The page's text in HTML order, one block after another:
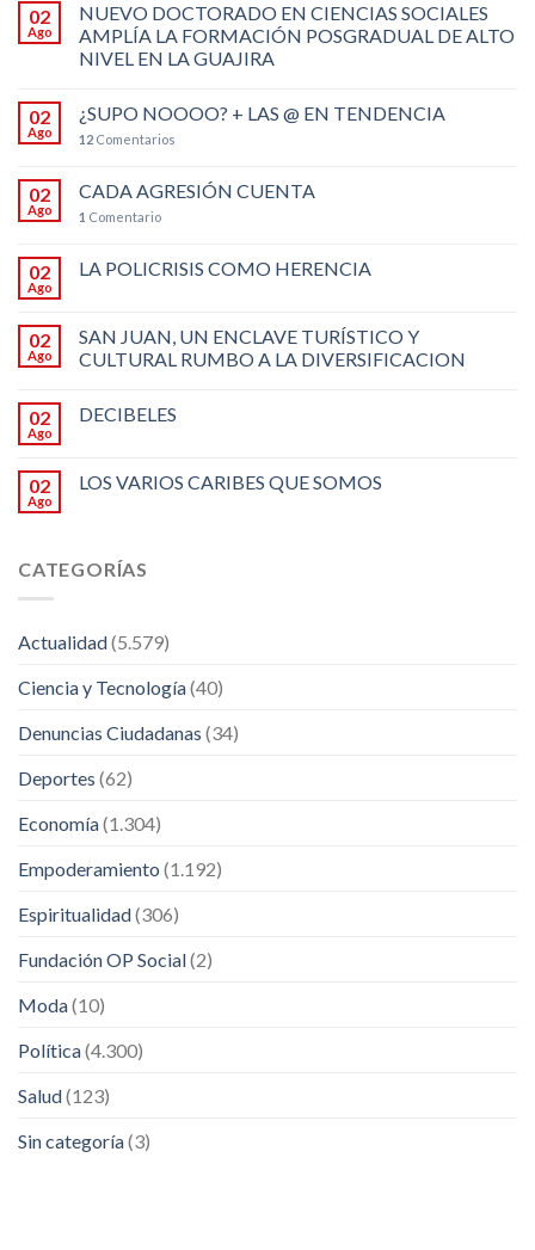
02
Ago
NUEVO DOCTORADO EN CIENCIAS SOCIALES
AMPLÍA LA FORMACIÓN POSGRADUAL DE ALTO
NIVEL EN LA GUAJIRA
02
Ago
¿SUPO NOOOO? + LAS @ EN TENDENCIA
12 Comentarios
02
Ago
CADA AGRESIÓN CUENTA
1 Comentario
02
Ago
LA POLICRISIS COMO HERENCIA
02
Ago
SAN JUAN, UN ENCLAVE TURÍSTICO Y
CULTURAL RUMBO A LA DIVERSIFICACION
02
Ago
DECIBELES
02
Ago
LOS VARIOS CARIBES QUE SOMOS
CATEGORÍAS
Actualidad(5.579)
Ciencia y Tecnología(40)
Denuncias Ciudadanas (34)
Deportes (62)
Economía(1.304)
Empoderamiento (1.192)
Espiritualidad(306)
Fundación OP Social(2)
Moda(10)
Política(4.300)
Salud(123)
Sin categoría(3)